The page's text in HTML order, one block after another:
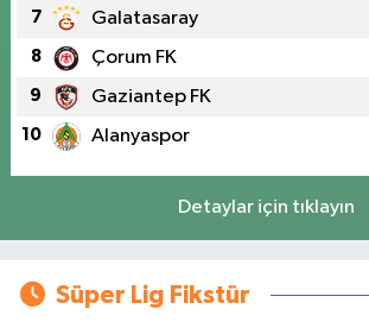
7 Galatasaray
8 Çorum FK
9 Gaziantep FK
10 Alanyaspor
Detaylar için tıklayın
Süper Lig Fikstür